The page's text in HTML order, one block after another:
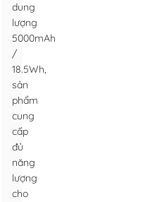
dung
lượng
5000mAh
/
18.5Wh,
sản
phẩm
cung
cấp
đủ
năng
lượng
cho